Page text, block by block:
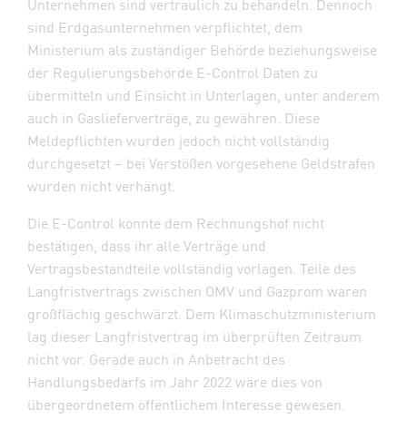
sind Erdgasunternehmen verpflichtet, dem
Ministerium als zuständiger Behörde beziehungsweise
der Regulierungsbehörde E-Control Daten zu
übermitteln und Einsicht in Unterlagen, unter anderem
auch in Gaslieferverträge, zu gewähren. Diese
Meldepflichten wurden jedoch nicht vollständig
durchgesetzt – bei Verstößen vorgesehene Geldstrafen
wurden nicht verhängt.
Die E-Control konnte dem Rechnungshof nicht
bestätigen, dass ihr alle Verträge und
Vertragsbestandteile vollständig vorlagen. Teile des
Langfristvertrags zwischen OMV und Gazprom waren
großflächig geschwärzt. Dem Klimaschutzministerium
lag dieser Langfristvertrag im überprüften Zeitraum
nicht vor. Gerade auch in Anbetracht des
Handlungsbedarfs im Jahr 2022 wäre dies von
übergeordnetem öffentlichem Interesse gewesen.